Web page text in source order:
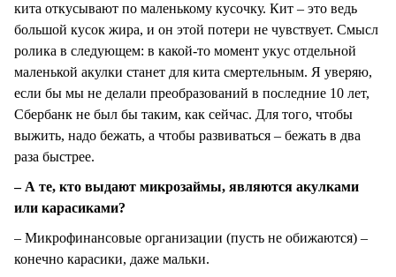
кита откусывают по маленькому кусочку. Кит – это ведь
большой кусок жира, и он этой потери не чувствует. Смысл
ролика в следующем: в какой-то момент укус отдельной
маленькой акулки станет для кита смертельным. Я уверяю,
если бы мы не делали преобразований в последние 10 лет,
Сбербанк не был бы таким, как сейчас. Для того, чтобы
выжить, надо бежать, а чтобы развиваться – бежать в два
раза быстрее.
– А те, кто выдают микрозаймы, являются акулками
или карасиками?
– Микрофинансовые организации (пусть не обижаются) –
конечно карасики, даже мальки.